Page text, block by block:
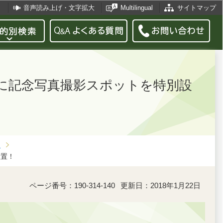
音声読み上げ・文字拡大 Multilingual サイトマップ
記念写真撮影スポットを特別設
！
ページ番号：190-314-140 更新日：2018年1月22日